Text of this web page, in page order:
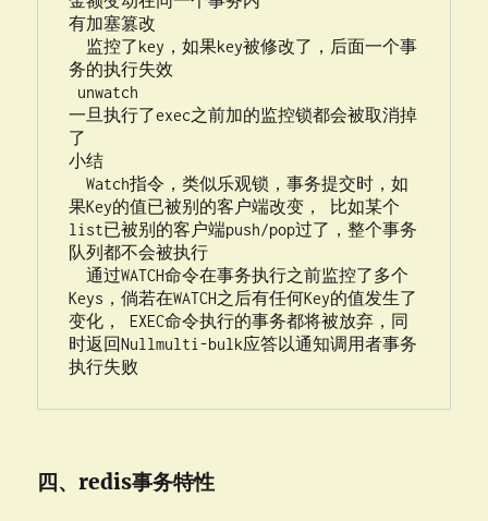
有加塞篡改
务的执行失效
一旦执行了exec之前加的监控锁都会被取消掉
了
小结
  Watch指令，类似乐观锁，事务提交时，如
果Key的值已被别的客户端改变， 比如某个
list已被别的客户端push/pop过了，整个事务
队列都不会被执行
  通过WATCH命令在事务执行之前监控了多个
Keys，倘若在WATCH之后有任何Key的值发生了
变化， EXEC命令执行的事务都将被放弃，同
时返回Nullmulti-bulk应答以通知调用者事务
执行失败
四、redis事务特性